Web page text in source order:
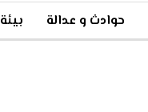
حوادث و عدالة بيئة